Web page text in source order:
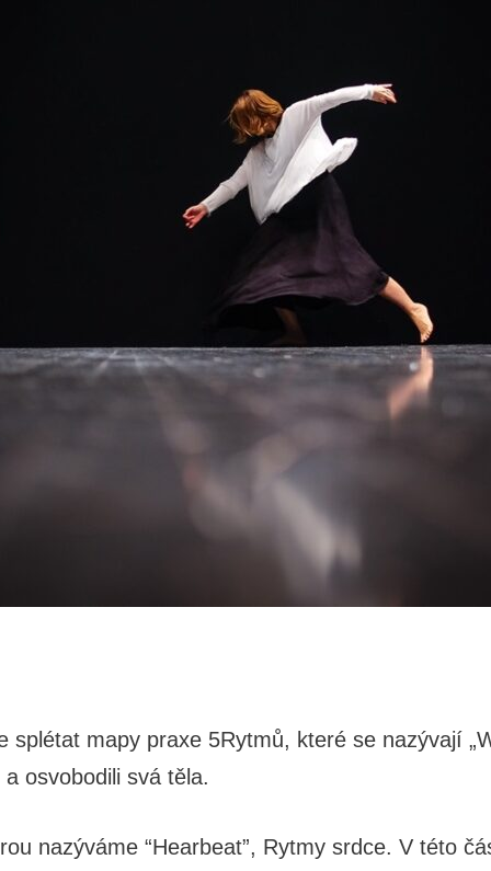
mapy praxe 5Rytmů, které se nazývají
osvobodili svá těla.
nazýváme “Hearbeat”, Rytmy srdce. V této